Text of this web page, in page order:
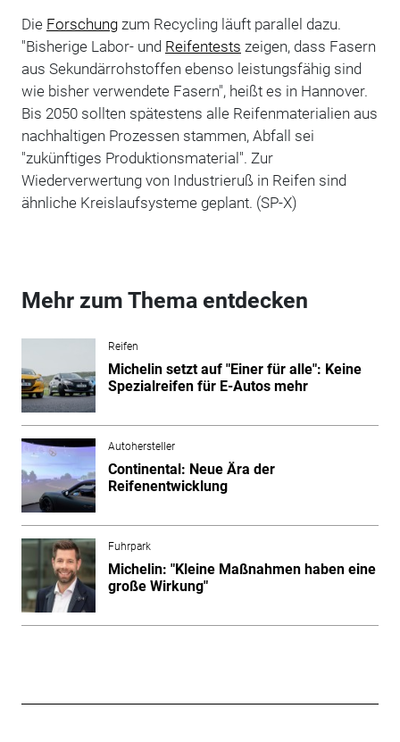
Die Forschungzum Recycling läuft parallel dazu.
"Bisherige Labor- und Reifentests zeigen, dass Fasern
aus Sekundärrohstoffen ebenso leistungsfähig sind
wie bisher verwendete Fasern", heißt es in Hannover.
Bis 2050 sollten spätestens alle Reifenmaterialien aus
nachhaltigen Prozessen stammen, Abfall sei
"zukünftiges Produktionsmaterial". Zur
Wiederverwertung von Industrieruß in Reifen sind
ähnliche Kreislaufsysteme geplant. (SP-X)
Mehr zum Thema entdecken
Reifen
Michelin setzt auf "Einer für alle": Keine
Spezialreifen für E-Autos mehr
Autohersteller
Continental: Neue Ära der
Reifenentwicklung
Fuhrpark
Michelin: "Kleine Maßnahmen haben eine
große Wirkung"